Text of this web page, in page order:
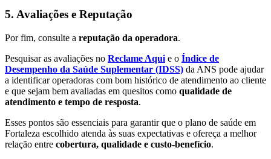
5. Avaliações e Reputação
Por fim, consulte a reputação da operadora.
Pesquisar as avaliações no Reclame Aqui e o Índice de
Desempenho da Saúde Suplementar (IDSS) da ANS pode ajudar
a identificar operadoras com bom histórico de atendimento ao cliente
e que sejam bem avaliadas em quesitos como qualidade de
atendimento e tempo de resposta.
Esses pontos são essenciais para garantir que o plano de saúde em
Fortaleza escolhido atenda às suas expectativas e ofereça a melhor
relação entre cobertura, qualidade e custo-benefício.